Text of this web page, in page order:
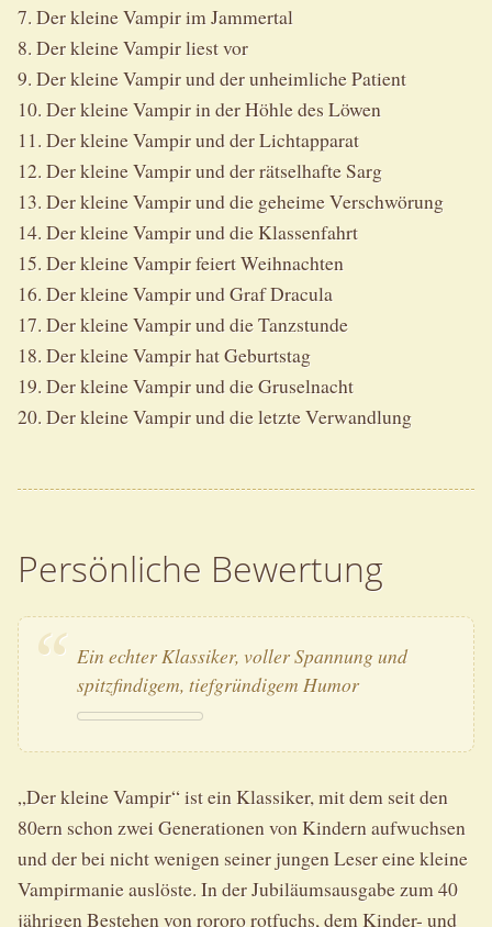
7. Der kleine Vampir im Jammertal
8. Der kleine Vampir liest vor
9. Der kleine Vampir und der unheimliche Patient
10. Der kleine Vampir in der Höhle des Löwen
11. Der kleine Vampir und der Lichtapparat
12. Der kleine Vampir und der rätselhafte Sarg
13. Der kleine Vampir und die geheime Verschwörung
14. Der kleine Vampir und die Klassenfahrt
15. Der kleine Vampir feiert Weihnachten
16. Der kleine Vampir und Graf Dracula
17. Der kleine Vampir und die Tanzstunde
18. Der kleine Vampir hat Geburtstag
19. Der kleine Vampir und die Gruselnacht
20. Der kleine Vampir und die letzte Verwandlung
Persönliche Bewertung
Ein echter Klassiker, voller Spannung und
spitzfindigem, tiefgründigem Humor
„Der kleine Vampir“ ist ein Klassiker, mit dem seit den
80ern schon zwei Generationen von Kindern aufwuchsen
und der bei nicht wenigen seiner jungen Leser eine kleine
Vampirmanie auslöste. In der Jubiläumsausgabe zum 40
jährigen Bestehen von rororo rotfuchs, dem Kinder- und